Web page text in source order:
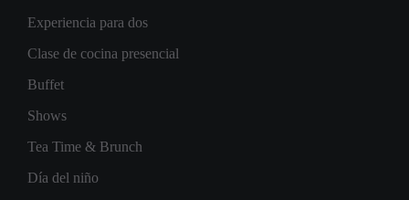
Experiencia para dos
Clase de cocina presencial
Buffet
Shows
Tea Time & Brunch
Día del niño